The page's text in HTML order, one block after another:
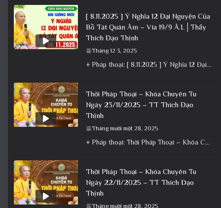
[ 8.11.2025 ] Ý Nghĩa 12 Đại Nguyện Của
Bồ Tát Quán Âm – Vía 19/9 Â.L│Thầy
Thích Đạo Thịnh
Tháng 12 3, 2025
+ Pháp thoại: [ 8.11.2025 ] Ý Nghĩa 12 Đại Nguyện Của Bồ Tát Quán Âm – Vía 19/9 Â.L│Thầy
Thời Pháp Thoại – Khóa Chuyên Tu
Ngày 23/11/2025 – TT Thích Đạo
Thịnh
Tháng mười một 28, 2025
+ Pháp thoại: Thời Pháp Thoại – Khóa Chuyên Tu Ngày 23/11/2025 – TT Thích Đạo Thịnh + Album: Pháp
Thời Pháp Thoại – Khóa Chuyên Tu
Ngày 22/11/2025 – TT Thích Đạo
Thịnh
Tháng mười một 28, 2025